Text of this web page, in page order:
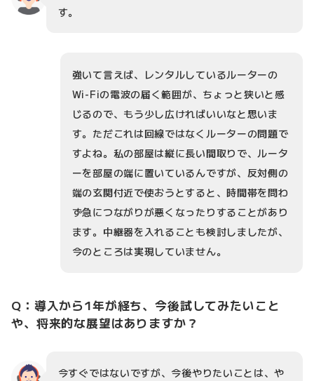
す。
強いて言えば、レンタルしているルーターの
Wi-Fiの電波の届く範囲が、ちょっと狭いと感
じるので、もう少し広ければいいなと思いま
す。ただこれは回線ではなくルーターの問題で
すよね。私の部屋は縦に長い間取りで、ルータ
ーを部屋の端に置いているんですが、反対側の
端の玄関付近で使おうとすると、時間帯を問わ
ず急につながりが悪くなったりすることがあり
ます。中継器を入れることも検討しましたが、
今のところは実現していません。
Q：導入から1年が経ち、今後試してみたいこと
や、将来的な展望はありますか？
今すぐではないですが、今後やりたいことは、や